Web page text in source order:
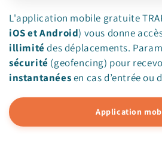
L'application mobile gratuite
iOS et Android) vous donne
illimitédes déplacements.
sécurité (geofencing) pour
instantanéesen cas d’entrée ou
Application